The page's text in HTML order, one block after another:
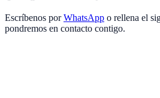
Escríbenos por WhatsApp o rellena el
pondremos en contacto contigo.